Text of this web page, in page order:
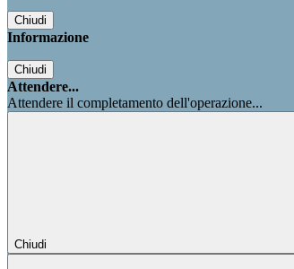
Chiudi
Informazione
Chiudi
Attendere...
Attendere il completamento dell'operazione...
Chiudi